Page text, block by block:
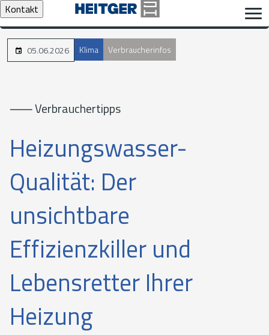
Kontakt
05.06.2026 Klima Verbraucherinfos
⸺ Verbrauchertipps
Heizungswasser-
Qualität: Der
unsichtbare
Effizienzkiller und
Lebensretter Ihrer
Heizung